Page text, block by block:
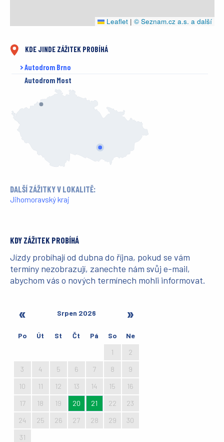
Leaflet | © Seznam.cz a.s. a další
KDE JINDE ZÁŽITEK PROBÍHÁ
Autodrom Brno
Autodrom Most
DALŠÍ ZÁŽITKY V LOKALITĚ:
Jihomoravský kraj
KDY ZÁŽITEK PROBÍHÁ
Jízdy probíhají od dubna do října, pokud se vám
termíny nezobrazují, zanechte nám svůj e-mail,
abychom vás o nových termínech mohli informovat.
Srpen 2026
Po Út St Čt Pá So
Ne
1
2
3
4 5 6 7 8
9
10
11 12 13 14 15
16
17
18 19 20 21 22
23
24
25 26 27 28 29
30
31